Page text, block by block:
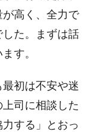
高く、全力で
た。まずは話
す。
初は不安や迷
司に相談した
する」とおっ